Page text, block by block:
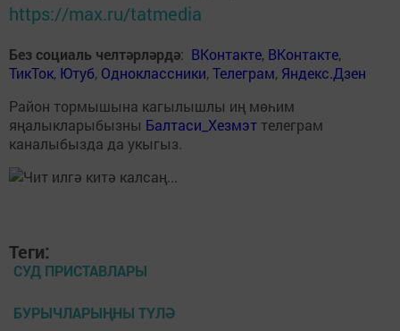
https://max.ru/tatmedia
Без социаль челтәрләрдә: ВКонтакте, ВКонтакте,
ТикТок, Ютуб, Одноклассники,Телеграм, Яндекс.Дзен
Район тормышына кагылышлы иң мөһим
яңалыкларыбызны Балтаси_Хезмэт телеграм
каналыбызда да укыгыз.
Теги:
СУД ПРИСТАВЛАРЫ
БУРЫЧЛАРЫҢНЫ ТҮЛӘ